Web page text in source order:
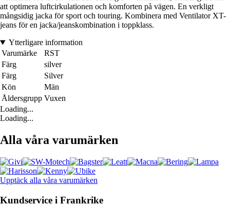
att optimera luftcirkulationen och komforten på vägen. En verkligt
mångsidig jacka för sport och touring. Kombinera med Ventilator XT-
jeans för en jacka/jeanskombination i toppklass.
Ytterligare information
Varumärke
RST
Färg
silver
Färg
Silver
Kön
Män
Åldersgrupp Vuxen
Loading...
Loading...
Alla våra varumärken
Upptäck alla våra varumärken
Kundservice i Frankrike